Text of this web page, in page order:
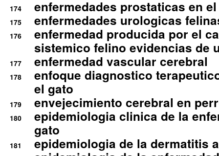
174 enfermedades prostaticas en
175 enfermedades urologicas
176
enfermedad producida por el
sistemico felino evidencias de
177 enfermedad vascular cerebral
178
enfoque diagnostico
el gato
179 envejecimiento cerebral en
180
epidemiologia clinica de la
gato
181 epidemiologia de la dermatitis